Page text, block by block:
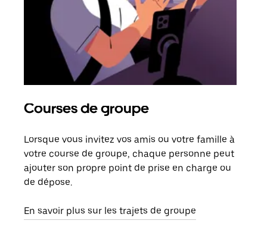
Courses de groupe
Lorsque vous invitez vos amis ou votre famille à
votre course de groupe, chaque personne peut
ajouter son propre point de prise en charge ou
de dépose.
En savoir plus sur les trajets de groupe